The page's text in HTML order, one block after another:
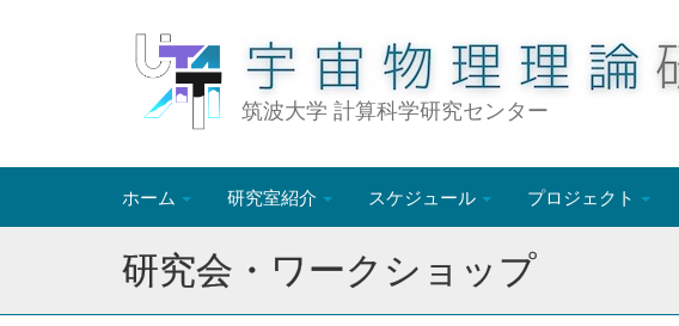
筑波大学 計算科学研究センター
ホーム 研究室紹介 スケジュール プロジェクト
研究会・ワークショップ